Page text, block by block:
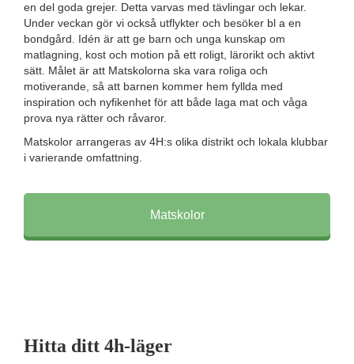
en del goda grejer. Detta varvas med tävlingar och lekar.
Under veckan gör vi också utflykter och besöker bl a en
bondgård. Idén är att ge barn och unga kunskap om
matlagning, kost och motion på ett roligt, lärorikt och aktivt
sätt. Målet är att Matskolorna ska vara roliga och
motiverande, så att barnen kommer hem fyllda med
inspiration och nyfikenhet för att både laga mat och våga
prova nya rätter och råvaror.
Matskolor arrangeras av 4H:s olika distrikt och lokala klubbar
i varierande omfattning.
Matskolor
Hitta ditt 4h-läger